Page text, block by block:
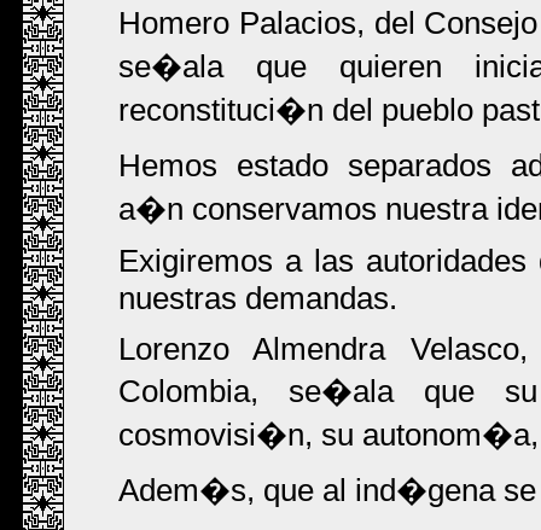
Homero Palacios, del
se�ala que quieren
reconstituci�n del pueblo
Hemos estado separados
a�n conservamos nuestra
Exigiremos a las
nuestras demandas.
Lorenzo Almendra
Colombia, se�ala que
cosmovisi�n, su
Adem�s, que al ind�gena se